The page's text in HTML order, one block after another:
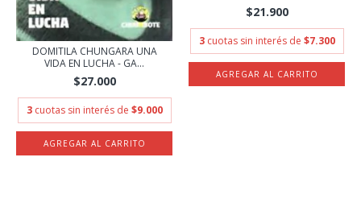
DOMITILA CHUNGARA UNA
VIDA EN LUCHA - GA...
$27.000
3 cuotas sin interés de $9.000
$21.900
3 cuotas sin interés de $7.300